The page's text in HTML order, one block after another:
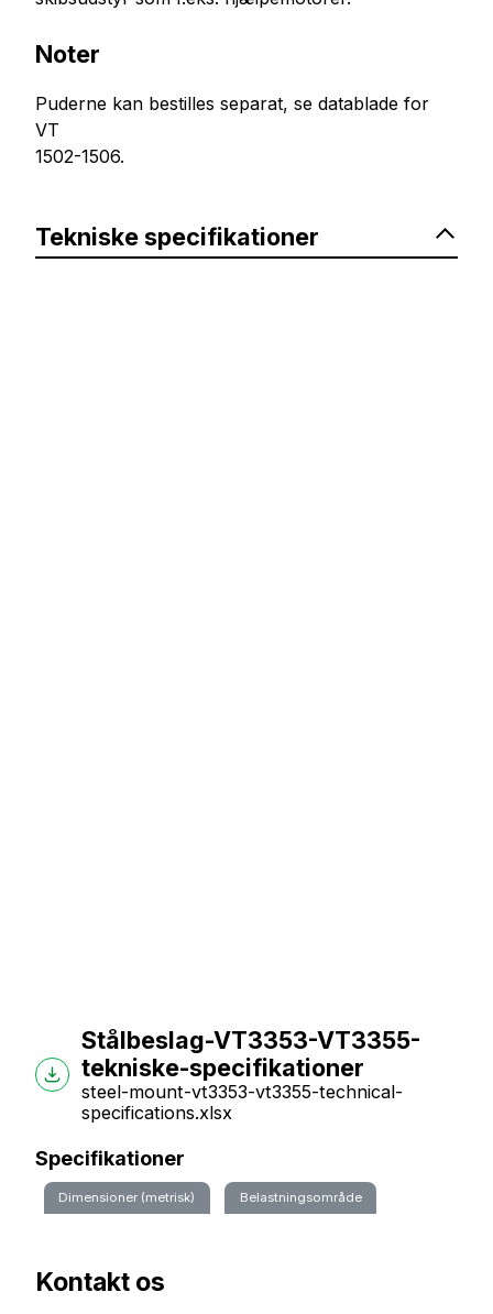
Noter
Puderne kan bestilles separat, se datablade for
VT
1502-1506.
Tekniske specifikationer
Stålbeslag-VT3353-VT3355-
tekniske-specifikationer
steel-mount-vt3353-vt3355-technical-
specifications.xlsx
Specifikationer
Dimensioner (metrisk) Belastningsområde
Kontakt os